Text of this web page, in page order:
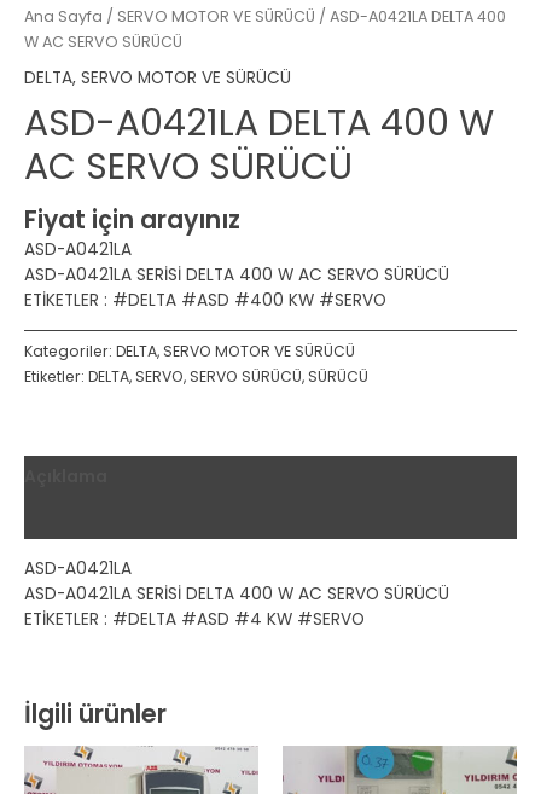
Ana Sayfa / SERVO MOTOR VE SÜRÜCÜ / ASD-A0421LA DELTA 400
W AC SERVO SÜRÜCÜ
DELTA, SERVO MOTOR VE SÜRÜCÜ
ASD-A0421LA DELTA 400 W
AC SERVO SÜRÜCÜ
Fiyat için arayınız
ASD-A0421LA
ASD-A0421LA SERİSİ DELTA 400 W AC SERVO SÜRÜCÜ
ETİKETLER : #DELTA #ASD #400 KW #SERVO
Kategoriler: DELTA, SERVO MOTOR VE SÜRÜCÜ
Etiketler: DELTA, SERVO, SERVO SÜRÜCÜ, SÜRÜCÜ
ASD-A0421LA
ASD-A0421LA SERİSİ DELTA 400 W AC SERVO SÜRÜCÜ
ETİKETLER : #DELTA #ASD #4 KW #SERVO
İlgili ürünler